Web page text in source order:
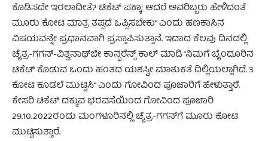
ಕೊಡಿಸದೇ ಇರಲಾದೀತೆ? ಟಿಕೆಟ್ ಪಕ್ಕಾ; ಆದರೆ ಅವರಿಬ್ಬರು ಹೇಳಿದಂತೆ
ಮೂರು ಕೋಟಿ ಮಾತ್ರ ತಪ್ಪದೆ ಒಪ್ಪಿಸಬೇಕು” ಎಂದು ಹಣಕಾಸಿನ
ವಿಷಯವನ್ನೇ ಪ್ರಧಾನವಾಗಿ ಪ್ರಸ್ತಾಪಿಸುತ್ತಾನೆ. ಇದಾದ ಕೆಲವು ದಿನದಲ್ಲಿ
ಚೈತ್ರ-ಗಗನ್-ವಿಶ್ವನಾಥ್‌ಜೀ ಕಾನ್ಫರೆನ್ಸ್ ಕಾಲ್ ಮಾಡಿ “ನಿಮಗೆ ಬೈಂದೂರಿನ
ಟಿಕೆಟ್ ಕೊಡುವ ಒಂದು ಹಂತದ ಯಶಸ್ವೀ ಮಾತುಕತೆ ದಿಲ್ಲಿಯಲ್ಲಾಗಿದೆ. 3
ಕೋಟಿ ಕೂಡಲೆ ಮುಟ್ಟಿಸಿ” ಎಂದು ಗೋವಿಂದ ಪೂಜಾರಿಗೆ ಹೇಳುತ್ತಾರೆ.
ಕೇಸರಿ ಟಿಕೆಟ್ ದಕ್ಕುವ ಭರವಸೆಯಿಂದ ಗೋವಿಂದ ಪೂಜಾರಿ
29.10.2022ರಂದು ಮಂಗಳೂರಿನಲ್ಲಿ ಚೈತ್ರ-ಗಗನ್‌ಗೆ ಮೂರು ಕೋಟಿ
ಮುಟ್ಟಿಸುತ್ತಾರೆ.